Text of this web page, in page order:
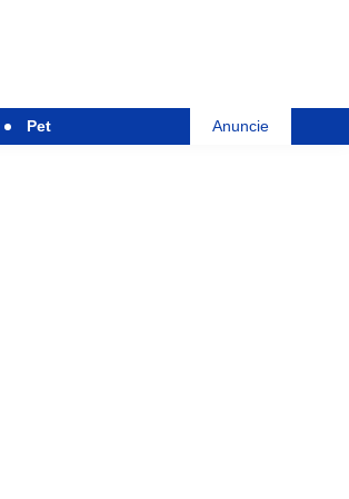
Pet Anuncie